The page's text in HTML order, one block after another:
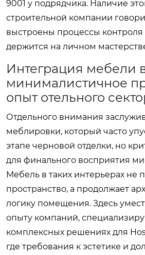
9001 у подрядчика. Наличие
строительной компании
выстроены процессы контроля
держится на личном
Интеграция мебели
минималистичное
опыт отельного
Отдельного внимания
меблировки, который часто
этапе черновой отделки, но
для финального восприятия
Мебель в таких интерьерах не
пространство, а продолжает
логику помещения. Здесь
опыту компаний,
комплексных решениях для
где требования к эстетике и